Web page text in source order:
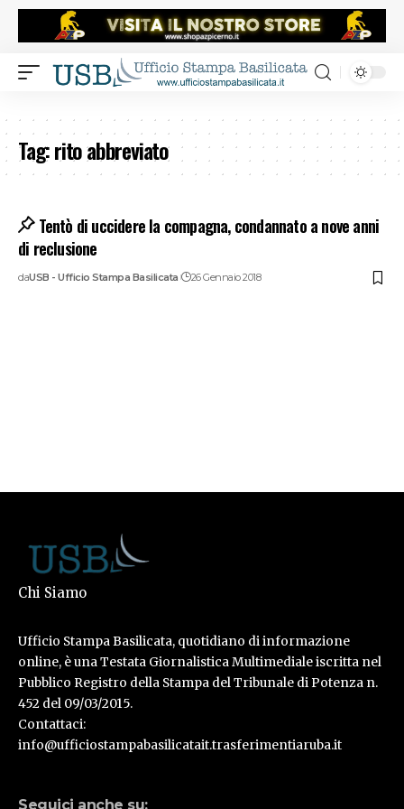
Tag:rito abbreviato
Tentò di uccidere la compagna, condannato a nove anni
di reclusione
daUSB - Ufficio Stampa Basilicata 26 Gennaio 2018
Chi Siamo
Ufficio Stampa Basilicata, quotidiano di informazione
online, è una Testata Giornalistica Multimediale iscritta nel
Pubblico Registro della Stampa del Tribunale di Potenza n.
452 del 09/03/2015.
Contattaci:
info@ufficiostampabasilicatait.trasferimentiaruba.it
Seguici anche su: